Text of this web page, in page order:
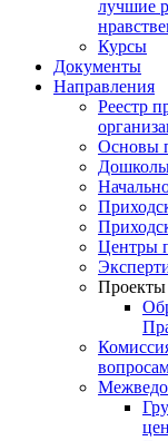
лучшие
Курсы
Документы
Направления
Реестр
Основы
Центры
Проекты